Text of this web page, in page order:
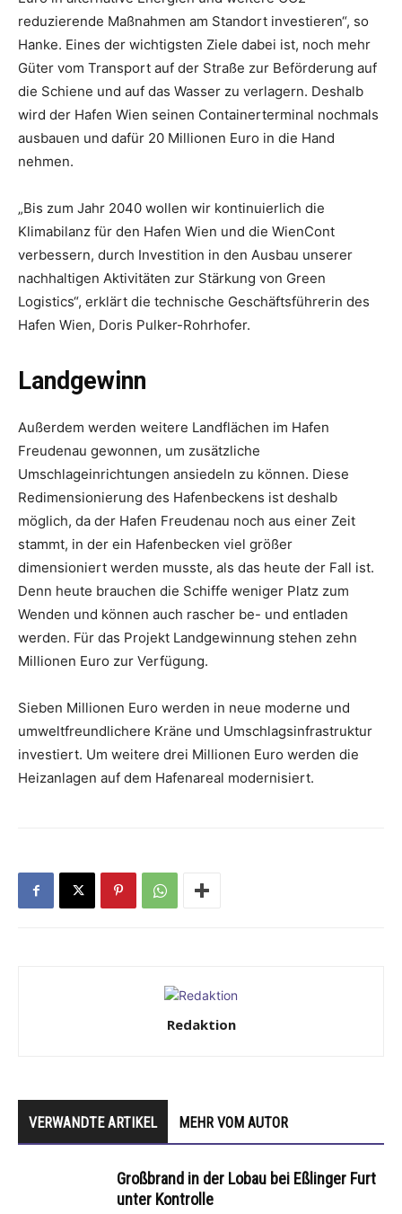
reduzierende Maßnahmen am Standort investieren“, so
Hanke. Eines der wichtigsten Ziele dabei ist, noch mehr
Güter vom Transport auf der Straße zur Beförderung auf
die Schiene und auf das Wasser zu verlagern. Deshalb
wird der Hafen Wien seinen Containerterminal nochmals
ausbauen und dafür 20 Millionen Euro in die Hand
nehmen.
„Bis zum Jahr 2040 wollen wir kontinuierlich die
Klimabilanz für den Hafen Wien und die WienCont
verbessern, durch Investition in den Ausbau unserer
nachhaltigen Aktivitäten zur Stärkung von Green
Logistics“, erklärt die technische Geschäftsführerin des
Hafen Wien, Doris Pulker-Rohrhofer.
Landgewinn
Außerdem werden weitere Landflächen im Hafen
Freudenau gewonnen, um zusätzliche
Umschlageinrichtungen ansiedeln zu können. Diese
Redimensionierung des Hafenbeckens ist deshalb
möglich, da der Hafen Freudenau noch aus einer Zeit
stammt, in der ein Hafenbecken viel größer
dimensioniert werden musste, als das heute der Fall ist.
Denn heute brauchen die Schiffe weniger Platz zum
Wenden und können auch rascher be- und entladen
werden. Für das Projekt Landgewinnung stehen zehn
Millionen Euro zur Verfügung.
Sieben Millionen Euro werden in neue moderne und
umweltfreundlichere Kräne und Umschlagsinfrastruktur
investiert. Um weitere drei Millionen Euro werden die
Heizanlagen auf dem Hafenareal modernisiert.
Redaktion
VERWANDTE ARTIKEL MEHR VOM AUTOR
Großbrand in der Lobau bei Eßlinger Furt
unter Kontrolle